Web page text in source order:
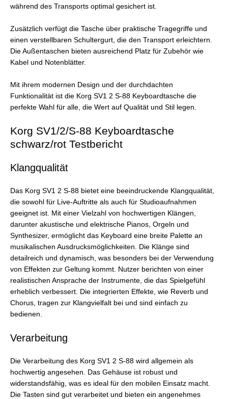
während des Transports optimal gesichert ist.
Zusätzlich verfügt die Tasche über praktische Tragegriffe und
einen verstellbaren Schultergurt, die den Transport erleichtern.
Die Außentaschen bieten ausreichend Platz für Zubehör wie
Kabel und Notenblätter.
Mit ihrem modernen Design und der durchdachten
Funktionalität ist die Korg SV1 2 S-88 Keyboardtasche die
perfekte Wahl für alle, die Wert auf Qualität und Stil legen.
Korg SV1/2/S-88 Keyboardtasche
schwarz/rot Testbericht
Klangqualität
Das Korg SV1 2 S-88 bietet eine beeindruckende Klangqualität,
die sowohl für Live-Auftritte als auch für Studioaufnahmen
geeignet ist. Mit einer Vielzahl von hochwertigen Klängen,
darunter akustische und elektrische Pianos, Orgeln und
Synthesizer, ermöglicht das Keyboard eine breite Palette an
musikalischen Ausdrucksmöglichkeiten. Die Klänge sind
detailreich und dynamisch, was besonders bei der Verwendung
von Effekten zur Geltung kommt. Nutzer berichten von einer
realistischen Ansprache der Instrumente, die das Spielgefühl
erheblich verbessert. Die integrierten Effekte, wie Reverb und
Chorus, tragen zur Klangvielfalt bei und sind einfach zu
bedienen.
Verarbeitung
Die Verarbeitung des Korg SV1 2 S-88 wird allgemein als
hochwertig angesehen. Das Gehäuse ist robust und
widerstandsfähig, was es ideal für den mobilen Einsatz macht.
Die Tasten sind gut verarbeitet und bieten ein angenehmes